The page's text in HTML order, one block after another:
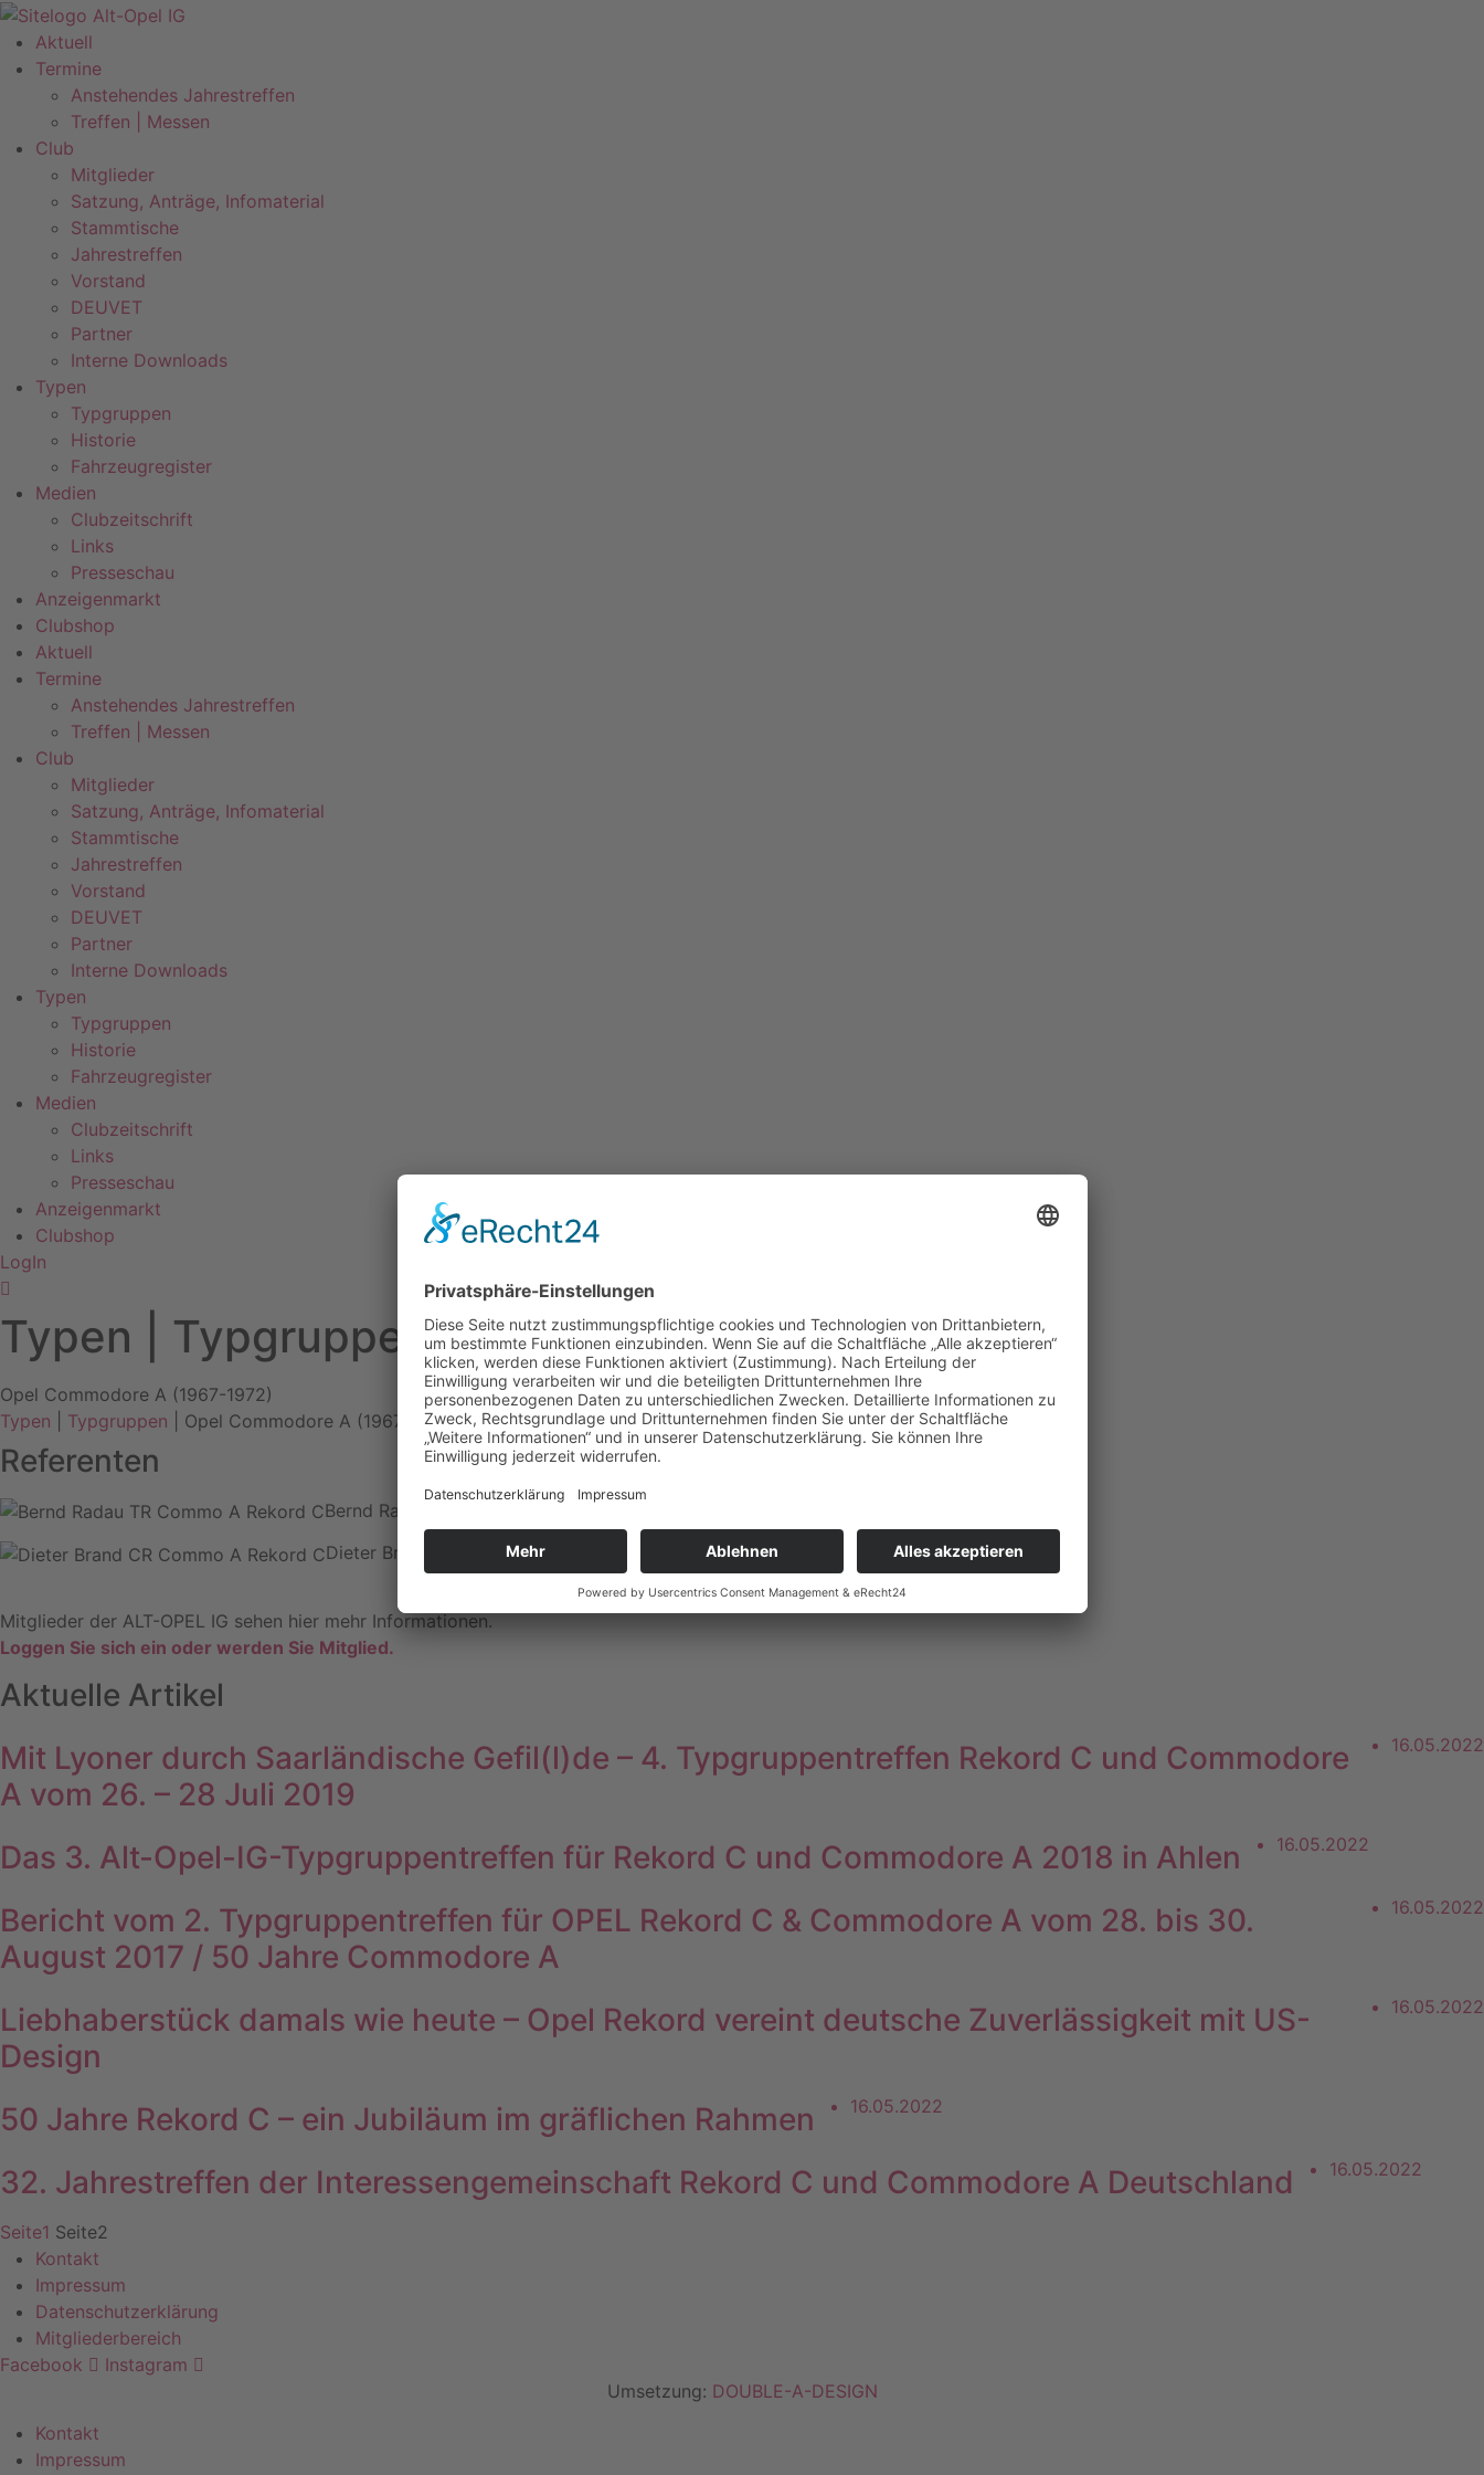
Zum
Inhalt
springen
Aktuell
Termine
Anstehendes Jahrestreffen
Treffen | Messen
Club
Mitglieder
Satzung, Anträge, Infomaterial
Stammtische
Jahrestreffen
Vorstand
DEUVET
Partner
Interne Downloads
Typen
Typgruppen
Historie
Fahrzeugregister
Medien
Clubzeitschrift
Links
Presseschau
Anzeigenmarkt
Clubshop
Aktuell
Termine
Anstehendes Jahrestreffen
Treffen | Messen
Club
Mitglieder
Satzung, Anträge, Infomaterial
Stammtische
Jahrestreffen
Vorstand
DEUVET
Partner
Interne Downloads
Typen
Typgruppen
Historie
Fahrzeugregister
Medien
Clubzeitschrift
Links
Presseschau
Anzeigenmarkt
Clubshop
LogIn
Typen | Typgruppen
Opel Commodore A (1967-1972)
Typen
Typgruppen | Opel Commodore A (1967-1972)
Referenten
Bernd Radau
radau@alt-opel.eu
Dieter Brand
brand@alt-opel.eu
Mitglieder der ALT-OPEL IG sehen hier mehr Informationen.
Loggen Sie sich ein oder werden Sie Mitglied.
Aktuelle Artikel
Mit Lyoner durch Saarländische Gefil(l)de – 4. Typgruppentreffen Rekord C und Commodore
A vom 26. – 28 Juli 2019
16.05.2022
Das 3. Alt-Opel-IG-Typgruppentreffen für Rekord C und Commodore A 2018 in Ahlen 16.05.2022
Bericht vom 2. Typgruppentreffen für OPEL Rekord C & Commodore A vom 28. bis 30.
August 2017 / 50 Jahre Commodore A
16.05.2022
Liebhaberstück damals wie heute – Opel Rekord vereint deutsche Zuverlässigkeit mit US-
Design
16.05.2022
50 Jahre Rekord C – ein Jubiläum im gräflichen Rahmen 16.05.2022
32. Jahrestreffen der Interessengemeinschaft Rekord C und Commodore A Deutschland 16.05.2022
Seite1 Seite2
Kontakt
Impressum
Datenschutzerklärung
Mitgliederbereich
Facebook
Instagram
Umsetzung: DOUBLE-A-DESIGN
Kontakt
Impressum